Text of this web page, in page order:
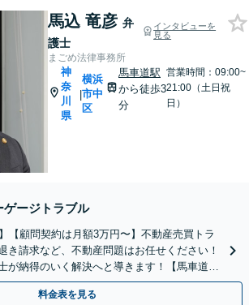
馬込 竜彦 弁
護士
インタビューを
見る
まごめ法律事務所
神
奈
川
県
|
横浜
市中
区
馬車道駅
から徒歩3
分
営業時間：09:00~
21:00（土日祝
日）
ゲージトラブル
【顧問契約は月額3万円〜】不動産売買トラ
き請求など、不動産問題はお任せください！
が納得のいく解決へと導きます！【馬車道駅
料金表を見る